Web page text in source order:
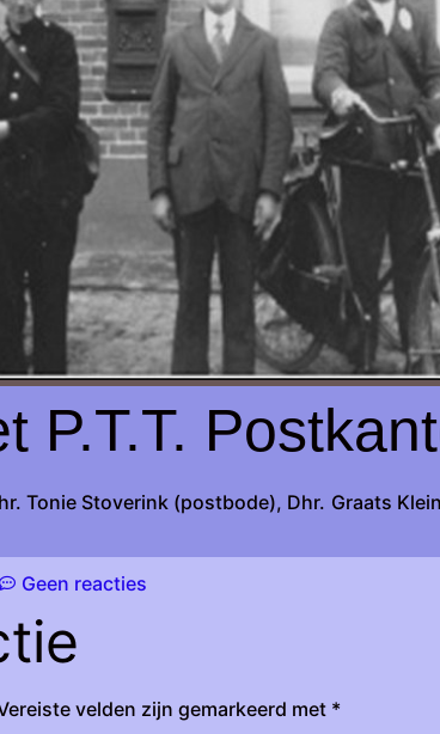
P.T.T.
Tonie Stoverink (postbode), Dhr. Graats
Geen reacties
velden zijn gemarkeerd met *